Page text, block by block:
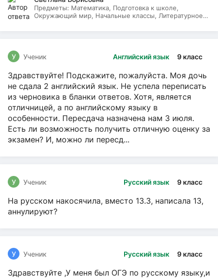
Предметы: Математика, Подготовка к школе,
Окружающий мир, Начальные классы, Литературное
Английский язык 9 класс
У Ученик
Здравствуйте! Подскажите, пожалуйста. Моя дочь
не сдала 2 английский язык. Не успела переписать
из черновика в бланки ответов. Хотя, является
отличницей, а по английскому языку в
особенности. Пересдача назначена нам 3 июля.
Есть ли возможность получить отличную оценку за
экзамен? И, можно ли пересд...
Русский язык 9 класс
У Ученик
На русском накосячила, вместо 13.3, написала 13,
аннулируют?
Русский язык 9 класс
У Ученик
Здравствуйте ,У меня был ОГЭ по русскому языку,и